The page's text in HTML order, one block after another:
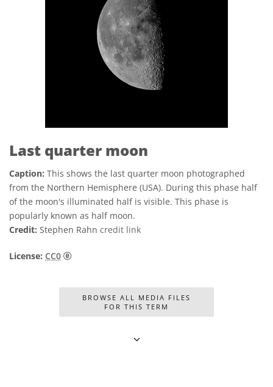
Last quarter moon
Caption: This shows the last quarter moon photographed
from the Northern Hemisphere (USA). During this phase half
of the moon's illuminated half is visible. This phase is
popularly known as half moon.
Credit: Stephen Rahn credit link
License: CC0 CC0 1.0 Universal (CC0 1.0) Ofrecimiento al
BROWSE ALL MEDIA FILES
FOR THIS TERM